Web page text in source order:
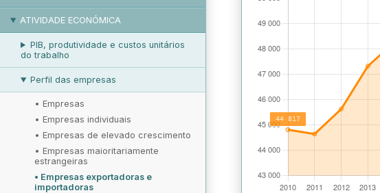
ATIVIDADE ECONÓMICA
PIB, produtividade e custos unitários
do trabalho
Perfil das empresas
• Empresas
• Empresas individuais
• Empresas de elevado crescimento
• Empresas maioritariamente
estrangeiras
• Empresas exportadoras e
importadoras